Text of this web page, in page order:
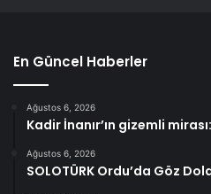
En Güncel Haberler
Ağustos 6, 2026
Kadir İnanır’ın gizemli
Ağustos 6, 2026
SOLOTÜRK Ordu’da Göz